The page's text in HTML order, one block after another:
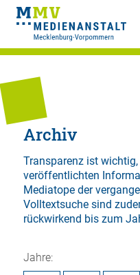
Archiv
Transparenz ist
veröffentlichten
Mediatope der
Volltextsuchesind
rückwirkend bis zum
Jahre: